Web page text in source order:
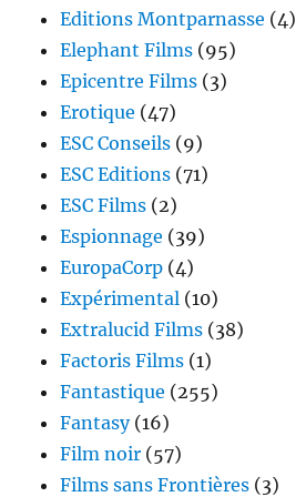
Editions Montparnasse (4)
Elephant Films (95)
Epicentre Films (3)
Erotique (47)
ESC Conseils (9)
ESC Editions (71)
ESC Films (2)
Espionnage (39)
EuropaCorp (4)
Expérimental (10)
Extralucid Films (38)
Factoris Films (1)
Fantastique (255)
Fantasy(16)
Film noir (57)
Films sans Frontières (3)